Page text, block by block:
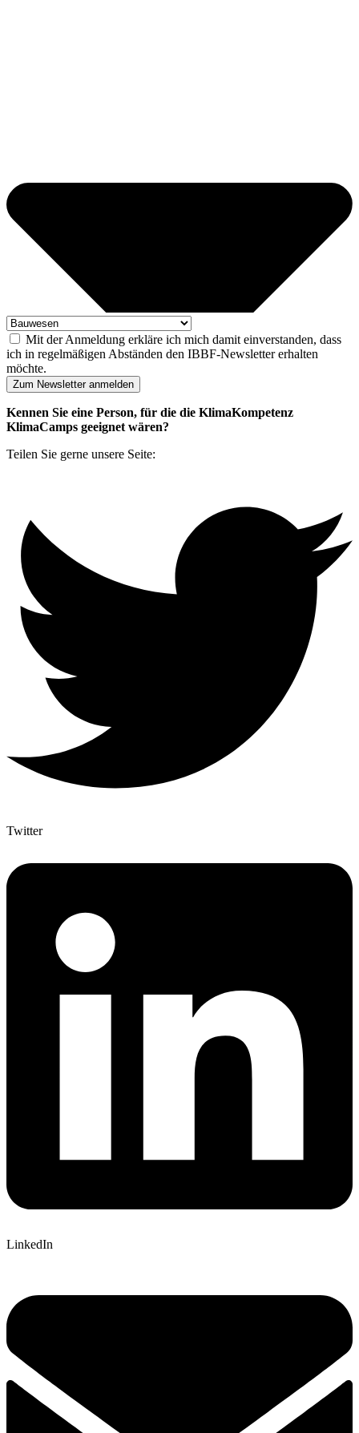
Mit der Anmeldung erkläre ich mich damit einverstanden, dass
ich in regelmäßigen Abständen den IBBF-Newsletter erhalten
möchte.
Zum Newsletter anmelden
Kennen Sie eine Person, für die die KlimaKompetenz
KlimaCamps geeignet wären?
Teilen Sie gerne unsere Seite:
Twitter
LinkedIn